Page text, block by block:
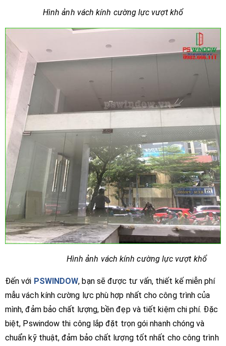
Hình ảnh vách kính cường lực vượt khổ
Hình ảnh vách kính cường lực vượt khổ
Đến với PSWINDOW, bạn sẽ được tư vấn, thiết kế miễn phí
mẫu vách kính cường lực phù hợp nhất cho công trình của
mình, đảm bảo chất lượng, bền đẹp và tiết kiệm chi phí. Đặc
biệt, Pswindow thi công lắp đặt trọn gói nhanh chóng và
chuẩn kỹ thuật, đảm bảo chất lượng tốt nhất cho công trình